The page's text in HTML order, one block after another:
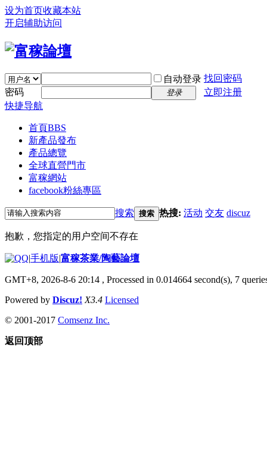
设为首页收藏本站
开启辅助访问
自动登录 找回密码
密码
登录
立即注册
快捷导航
首頁BBS
新產品發布
產品總覽
全球直營門市
富稼網站
facebook粉絲專區
搜索 搜索 热搜: 活动 交友 discuz
抱歉，您指定的用户空间不存在
|手机版|富稼茶業/陶藝論壇
GMT+8, 2026-8-6 20:14 , Processed in 0.014664 second(s), 7
Powered by Discuz! X3.4 Licensed
© 2001-2017 Comsenz Inc.
返回顶部